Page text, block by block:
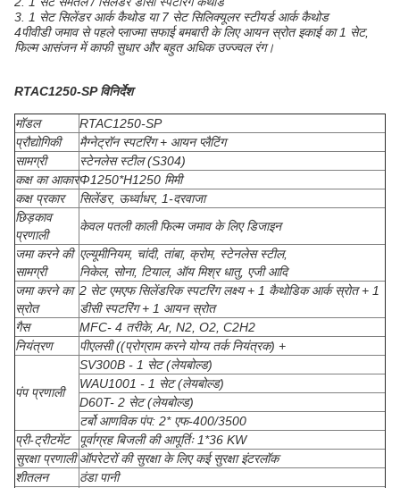
3. 1 सेट सिलेंडर आर्क कैथोड या 7 सेट सिलिक्यूलर स्टीयर्ड आर्क कैथोड
4पीवीडी जमाव से पहले प्लाज्मा सफाई बमबारी के लिए आयन स्रोत इकाई का 1 सेट,
फिल्म आसंजन में काफी सुधार और बहुत अधिक उज्ज्वल रंग।
RTAC1250-SP विनिर्देश
मॉडल
RTAC1250-SP
प्रौद्योगिकी
मैग्नेट्रॉन स्पटरिंग + आयन प्लैटिंग
सामग्री
स्टेनलेस स्टील (S304)
कक्ष का आकारΦ1250*H1250 मिमी
कक्ष प्रकार
सिलेंडर, ऊर्ध्वाधर, 1-दरवाजा
छिड़काव
प्रणाली
केवल पतली काली फिल्म जमाव के लिए डिजाइन
जमा करने की
सामग्री
एल्यूमीनियम, चांदी, तांबा, क्रोम, स्टेनलेस स्टील,
निकेल, सोना, टियाल, ऑय मिश्र धातु, एजी आदि
जमा करने का
स्रोत
2 सेट एमएफ सिलेंडरिक स्पटरिंग लक्ष्य + 1 कैथोडिक आर्क स्रोत + 1
डीसी स्पटरिंग + 1 आयन स्रोत
गैस
MFC- 4 तरीके, Ar, N2, O2, C2H2
नियंत्रण
पीएलसी ((प्रोग्राम करने योग्य तर्क नियंत्रक) +
पंप प्रणाली
SV300B - 1 सेट (लेयबोल्ड)
WAU1001 - 1 सेट (लेयबोल्ड)
D60T- 2 सेट (लेयबोल्ड)
टर्बो आणविक पंप: 2* एफ-400/3500
प्री-ट्रीटमेंट
पूर्वाग्रह बिजली की आपूर्तिः 1*36 KW
सुरक्षा प्रणाली ऑपरेटरों की सुरक्षा के लिए कई सुरक्षा इंटरलॉक
शीतलन
ठंडा पानी